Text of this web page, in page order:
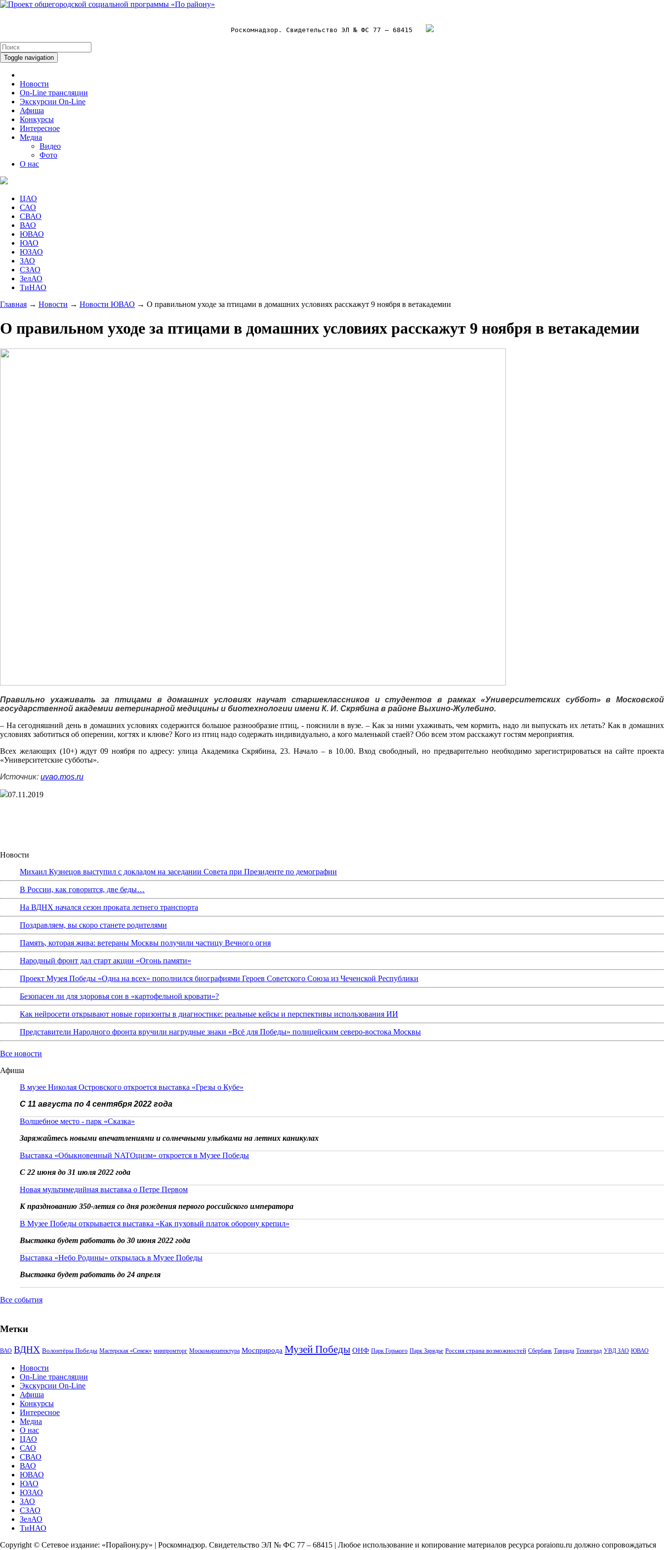
Роскомнадзор. Свидетельство ЭЛ № ФС 77 – 68415
Toggle navigation
Новости
On-Line трансляции
Экскурсии On-Line
Афиша
Конкурсы
Интересное
Медиа
Видео
Фото
О нас
ЦАО
САО
СВАО
ВАО
ЮВАО
ЮАО
ЮЗАО
ЗАО
СЗАО
ЗелАО
ТиНАО
Главная → Новости → Новости ЮВАО → О правильном уходе за птицами в домашних условиях расскажут 9 ноября в ветакадемии
О правильном уходе за птицами в домашних условиях расскажут 9 ноября в ветакадемии
Правильно ухаживать за птицами в домашних условиях научат старшеклассников и студентов в рамках «Университетских суббот» в Московской
государственной академии ветеринарной медицины и биотехнологии имени К. И. Скрябина в районе Выхино-Жулебино.
– На сегодняшний день в домашних условиях содержится большое разнообразие птиц, - пояснили в вузе. – Как за ними ухаживать, чем кормить, надо ли выпускать их летать? Как в домашних
условиях заботиться об оперении, когтях и клюве? Кого из птиц надо содержать индивидуально, а кого маленькой стаей? Обо всем этом расскажут гостям мероприятия.
Всех желающих (10+) ждут 09 ноября по адресу: улица Академика Скрябина, 23. Начало – в 10.00. Вход свободный, но предварительно необходимо зарегистрироваться на сайте проекта
«Университетские субботы».
Источник: uvao.mos.ru
07.11.2019
Новости
Михаил Кузнецов выступил с докладом на заседании Совета при Президенте по демографии
В России, как говорится, две беды…
На ВДНХ начался сезон проката летнего транспорта
Поздравляем, вы скоро станете родителями
Память, которая жива: ветераны Москвы получили частицу Вечного огня
Народный фронт дал старт акции «Огонь памяти»
Проект Музея Победы «Одна на всех» пополнился биографиями Героев Советского Союза из Чеченской Республики
Безопасен ли для здоровья сон в «картофельной кровати»?
Как нейросети открывают новые горизонты в диагностике: реальные кейсы и перспективы использования ИИ
Представители Народного фронта вручили нагрудные знаки «Всё для Победы» полицейским северо-востока Москвы
Все новости
Афиша
В музее Николая Островского откроется выставка «Грезы о Кубе»
С 11 августа по 4 сентября 2022 года
Волшебное место - парк «Сказка»
Заряжайтесь новыми впечатлениями и солнечными улыбками на летних каникулах
Выставка «Обыкновенный NATOцизм» откроется в Музее Победы
С 22 июня до 31 июля 2022 года
Новая мультимедийная выставка о Петре Первом
К празднованию 350-летия со дня рождения первого российского императора
В Музее Победы открывается выставка «Как пуховый платок оборону крепил»
Выставка будет работать до 30 июня 2022 года
Выставка «Небо Родины» открылась в Музее Победы
Выставка будет работать до 24 апреля
Все события
Метки
ВАО ВДНХ Волонтёры Победы Мастерская «Сенеж» минпромторг Москомархитектура Мосприрода Музей Победы ОНФ Парк Горького Парк Зарядье Россия страна возможностей Сбербанк Таврида Техноград УВД ЗАО ЮВАО
Новости
On-Line трансляции
Экскурсии On-Line
Афиша
Конкурсы
Интересное
Медиа
О нас
ЦАО
САО
СВАО
ВАО
ЮВАО
ЮАО
ЮЗАО
ЗАО
СЗАО
ЗелАО
ТиНАО
Copyright © Сетевое издание: «Порайону.ру» | Роскомнадзор. Свидетельство ЭЛ № ФС 77 – 68415 | Любое использование и копирование материалов ресурса poraionu.ru должно сопровождаться